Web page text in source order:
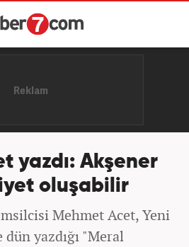
yazdı: Akşener
oluşabilir
Mehmet Acet, Yeni
yazdığı "Meral